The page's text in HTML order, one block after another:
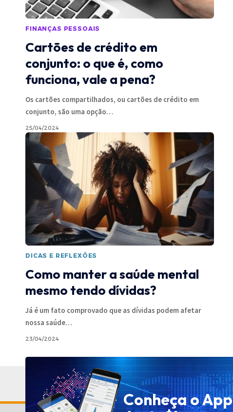
FINANÇAS PESSOAIS
Cartões de crédito em
conjunto: o que é, como
funciona, vale a pena?
Os cartões compartilhados, ou cartões de crédito em
conjunto, são uma opção…
25/04/2024
DICAS E REFLEXÕES
Como manter a saúde mental
mesmo tendo dívidas?
Já é um fato comprovado que as dívidas podem afetar
nossa saúde…
23/04/2024
Conheça o App